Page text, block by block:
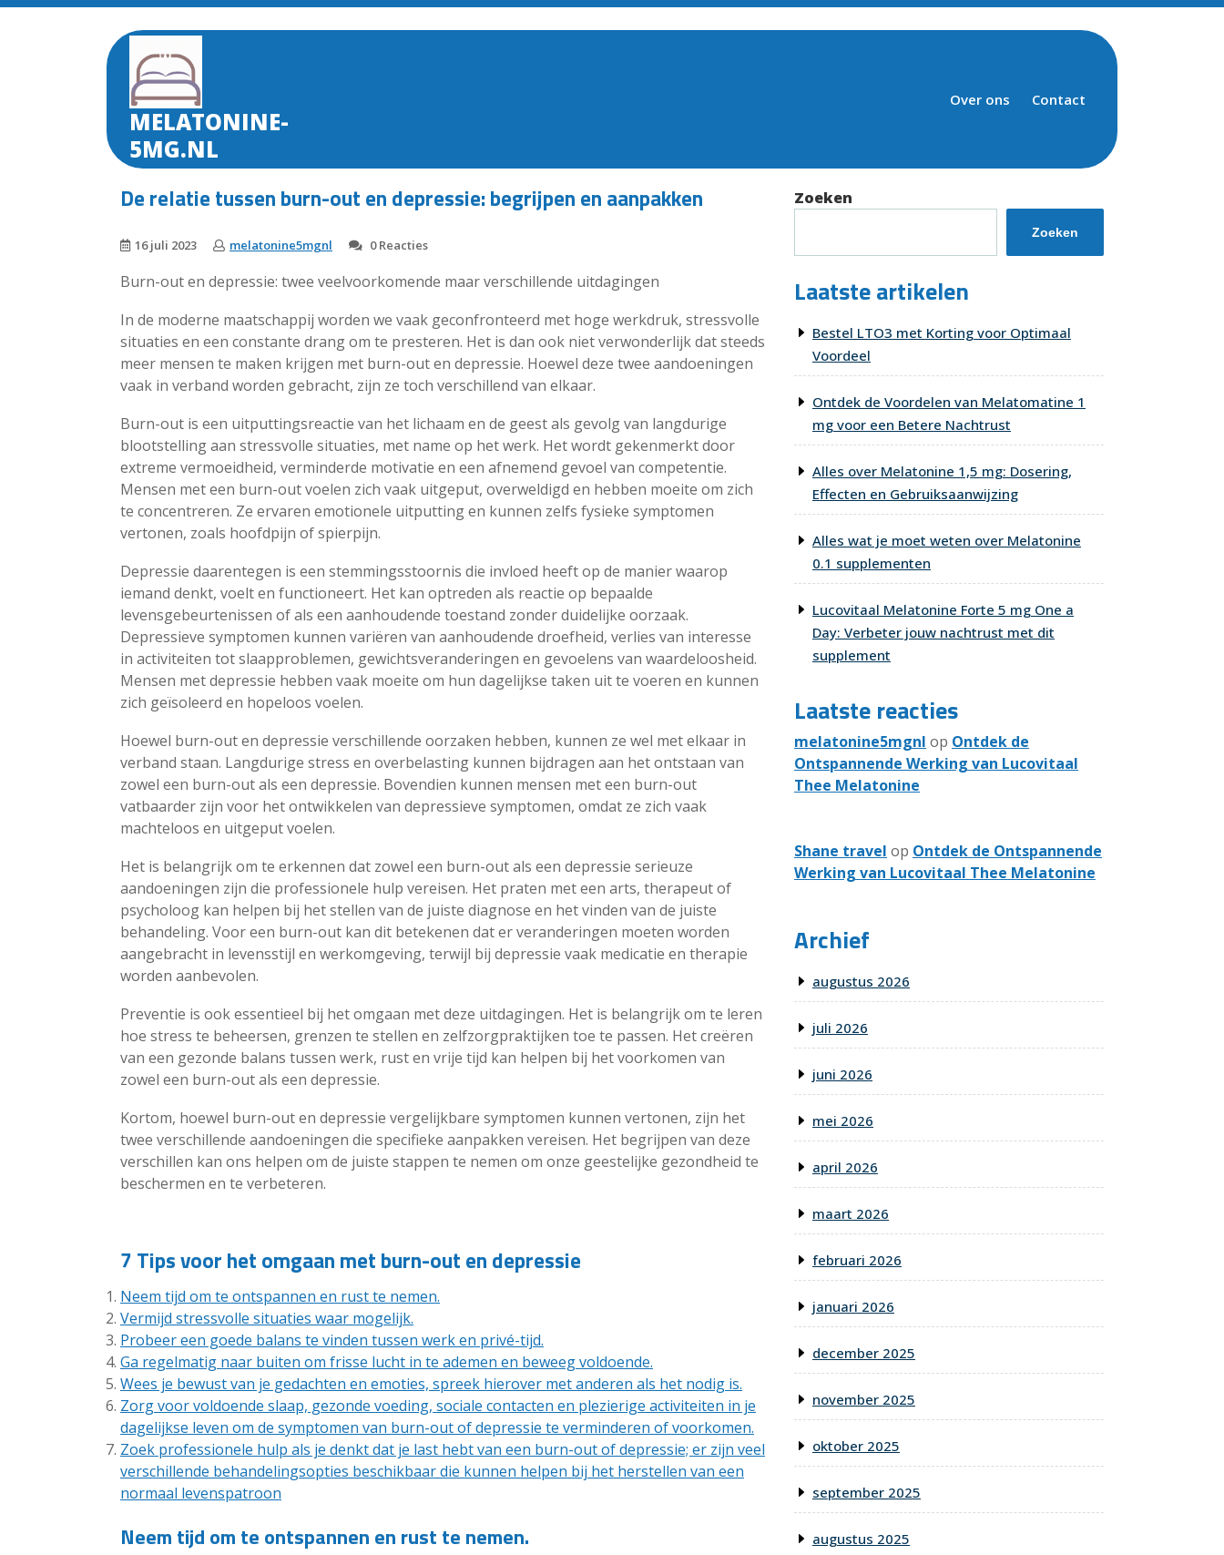
Skip
MELATONINE-
5MG.NL
Over ons Contact
De relatie tussen burn-out en depressie: begrijpen en aanpakken
16 juli 2023 melatonine5mgnl 0 Reacties
Burn-out en depressie: twee veelvoorkomende maar verschillende uitdagingen
In de moderne maatschappij worden we vaak geconfronteerd met hoge werkdruk, stressvolle
situaties en een constante drang om te presteren. Het is dan ook niet verwonderlijk dat steeds
meer mensen te maken krijgen met burn-out en depressie. Hoewel deze twee aandoeningen
vaak in verband worden gebracht, zijn ze toch verschillend van elkaar.
Burn-out is een uitputtingsreactie van het lichaam en de geest als gevolg van langdurige
blootstelling aan stressvolle situaties, met name op het werk. Het wordt gekenmerkt door
extreme vermoeidheid, verminderde motivatie en een afnemend gevoel van competentie.
Mensen met een burn-out voelen zich vaak uitgeput, overweldigd en hebben moeite om zich
te concentreren. Ze ervaren emotionele uitputting en kunnen zelfs fysieke symptomen
vertonen, zoals hoofdpijn of spierpijn.
Depressie daarentegen is een stemmingsstoornis die invloed heeft op de manier waarop
iemand denkt, voelt en functioneert. Het kan optreden als reactie op bepaalde
levensgebeurtenissen of als een aanhoudende toestand zonder duidelijke oorzaak.
Depressieve symptomen kunnen variëren van aanhoudende droefheid, verlies van interesse
in activiteiten tot slaapproblemen, gewichtsveranderingen en gevoelens van waardeloosheid.
Mensen met depressie hebben vaak moeite om hun dagelijkse taken uit te voeren en kunnen
zich geïsoleerd en hopeloos voelen.
Hoewel burn-out en depressie verschillende oorzaken hebben, kunnen ze wel met elkaar in
verband staan. Langdurige stress en overbelasting kunnen bijdragen aan het ontstaan van
zowel een burn-out als een depressie. Bovendien kunnen mensen met een burn-out
vatbaarder zijn voor het ontwikkelen van depressieve symptomen, omdat ze zich vaak
machteloos en uitgeput voelen.
Het is belangrijk om te erkennen dat zowel een burn-out als een depressie serieuze
aandoeningen zijn die professionele hulp vereisen. Het praten met een arts, therapeut of
psycholoog kan helpen bij het stellen van de juiste diagnose en het vinden van de juiste
behandeling. Voor een burn-out kan dit betekenen dat er veranderingen moeten worden
aangebracht in levensstijl en werkomgeving, terwijl bij depressie vaak medicatie en therapie
worden aanbevolen.
Preventie is ook essentieel bij het omgaan met deze uitdagingen. Het is belangrijk om te leren
hoe stress te beheersen, grenzen te stellen en zelfzorgpraktijken toe te passen. Het creëren
van een gezonde balans tussen werk, rust en vrije tijd kan helpen bij het voorkomen van
zowel een burn-out als een depressie.
Kortom, hoewel burn-out en depressie vergelijkbare symptomen kunnen vertonen, zijn het
twee verschillende aandoeningen die specifieke aanpakken vereisen. Het begrijpen van deze
verschillen kan ons helpen om de juiste stappen te nemen om onze geestelijke gezondheid te
beschermen en te verbeteren.
7 Tips voor het omgaan met burn-out en depressie
Neem tijd om te ontspannen en rust te nemen.
Vermijd stressvolle situaties waar mogelijk.
Probeer een goede balans te vinden tussen werk en privé-tijd.
Ga regelmatig naar buiten om frisse lucht in te ademen en beweeg voldoende.
Wees je bewust van je gedachten en emoties, spreek hierover met anderen als het nodig is.
Zorg voor voldoende slaap, gezonde voeding, sociale contacten en plezierige activiteiten in je
dagelijkse leven om de symptomen van burn-out of depressie te verminderen of voorkomen.
Zoek professionele hulp als je denkt dat je last hebt van een burn-out of depressie; er zijn veel
verschillende behandelingsopties beschikbaar die kunnen helpen bij het herstellen van een
normaal levenspatroon
Neem tijd om te ontspannen en rust te nemen.
Zoeken
Zoeken
Laatste artikelen
Bestel LTO3 met Korting voor Optimaal
Voordeel
Ontdek de Voordelen van Melatomatine 1
mg voor een Betere Nachtrust
Alles over Melatonine 1,5 mg: Dosering,
Effecten en Gebruiksaanwijzing
Alles wat je moet weten over Melatonine
0.1 supplementen
Lucovitaal Melatonine Forte 5 mg One a
Day: Verbeter jouw nachtrust met dit
supplement
Laatste reacties
melatonine5mgnl op Ontdek de
Ontspannende Werking van Lucovitaal
Thee Melatonine
Shane travel op Ontdek de Ontspannende
Werking van Lucovitaal Thee Melatonine
Archief
augustus 2026
juli 2026
juni 2026
mei 2026
april 2026
maart 2026
februari 2026
januari 2026
december 2025
november 2025
oktober 2025
september 2025
augustus 2025